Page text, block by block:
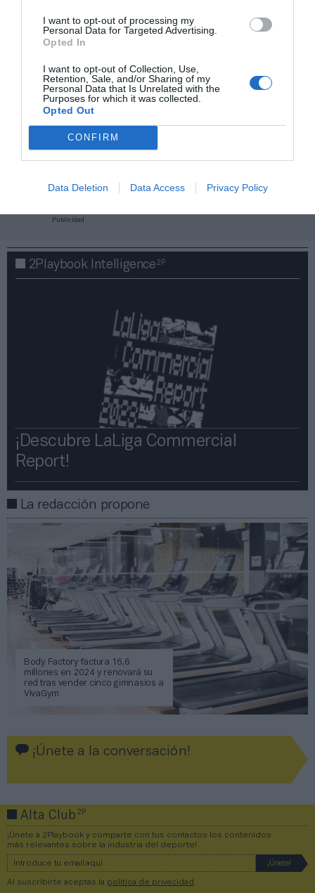
I want to opt-out of processing my
Personal Data for Targeted Advertising.
Opted In
I want to opt-out of Collection, Use,
Retention, Sale, and/or Sharing of my
Personal Data that Is Unrelated with the
Purposes for which it was collected.
Opted Out
CONFIRM
Data Deletion Data Access Privacy Policy
¡Haz click aquí y accede sin límites a contenidos
Publicidad
2Playbook Intelligence2P
¡Descubre LaLiga Commercial
Report!​​
La redacción propone
Body Factory factura 16,6
millones en 2024 y renovará su
red tras vender cinco gimnasios a
VivaGym
¡Únete a la conversación!
Alta Club2P
¡Únete a 2Playbook y comparte con tus contactos los contenidos
más relevantes sobre la industria del deporte!
Al suscribirte aceptas la política de privacidad